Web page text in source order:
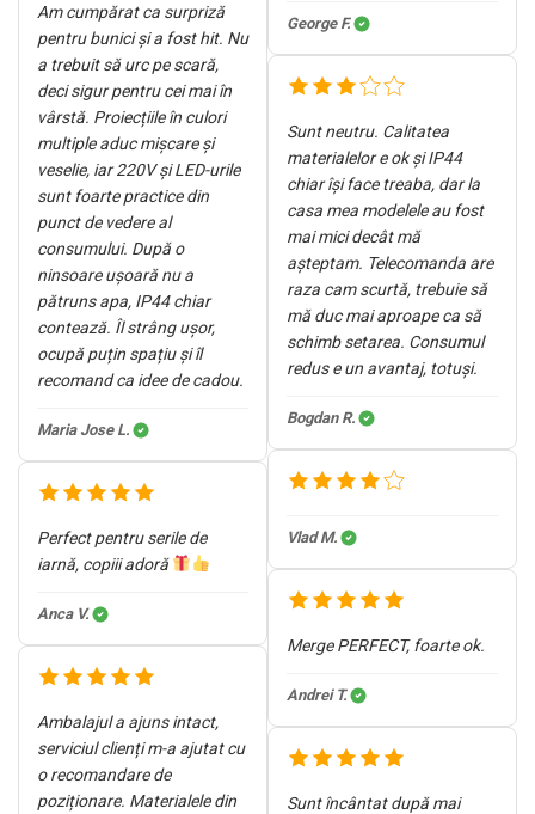
Am cumpărat ca surpriză
pentru bunici și a fost hit. Nu
a trebuit să urc pe scară,
deci sigur pentru cei mai în
vârstă. Proiecțiile în culori
multiple aduc mișcare și
veselie, iar 220V și LED-urile
sunt foarte practice din
punct de vedere al
consumului. După o
ninsoare ușoară nu a
pătruns apa, IP44 chiar
contează. Îl strâng ușor,
ocupă puțin spațiu și îl
recomand ca idee de cadou.
Maria Jose L.
Perfect pentru serile de
iarnă, copiii adoră
Anca V.
Ambalajul a ajuns intact,
serviciul clienți m-a ajutat cu
o recomandare de
poziționare. Materialele din
George F.
Sunt neutru. Calitatea
materialelor e ok și IP44
chiar își face treaba, dar la
casa mea modelele au fost
mai mici decât mă
așteptam. Telecomanda are
raza cam scurtă, trebuie să
mă duc mai aproape ca să
schimb setarea. Consumul
redus e un avantaj, totuși.
Bogdan R.
Vlad M.
Merge PERFECT, foarte ok.
Andrei T.
Sunt încântat după mai